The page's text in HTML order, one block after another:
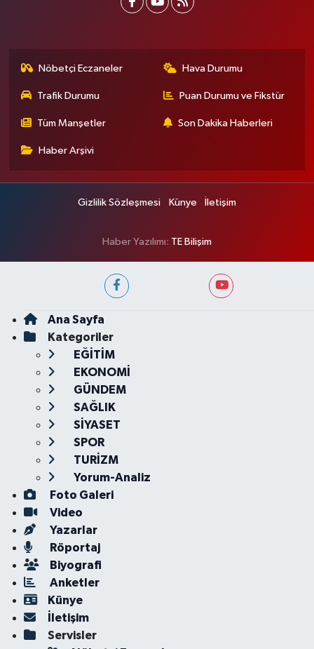
Nöbetçi Eczaneler Hava Durumu
Trafik Durumu Puan Durumu ve Fikstür
Tüm Manşetler Son Dakika Haberleri
Haber Arşivi
Gizlilik Sözleşmesi Künye İletişim
Haber Yazılımı: TE Bilişim
Ana Sayfa
Kategoriler
EĞİTİM
EKONOMİ
GÜNDEM
SAĞLIK
SİYASET
SPOR
TURİZM
Yorum-Analiz
Foto Galeri
Video
Yazarlar
Röportaj
Biyografi
Anketler
Künye
İletişim
Servisler